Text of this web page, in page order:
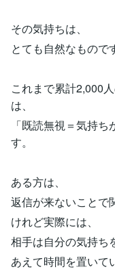
その気持ちは、
とても自然なもので
これまで累計2,000
は、
「既読無視＝気持
す。
ある方は、
返信が来ないことで
けれど実際には、
相手は自分の気持ち
あえて時間を置いて